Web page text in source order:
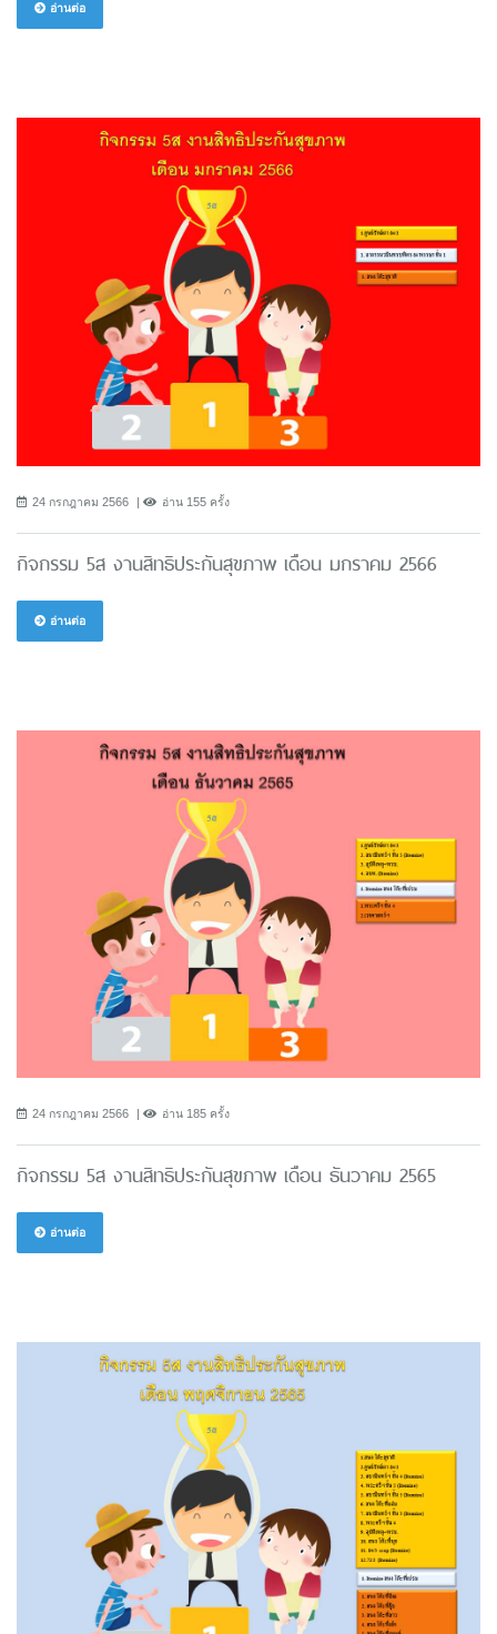
อ่านต่อ
24 กรกฎาคม 2566 อ่าน 155 ครั้ง
กิจกรรม 5ส งานสิทธิประกันสุขภาพ เดือน มกราคม 2566
อ่านต่อ
24 กรกฎาคม 2566 อ่าน 185 ครั้ง
กิจกรรม 5ส งานสิทธิประกันสุขภาพ เดือน ธันวาคม 2565
อ่านต่อ